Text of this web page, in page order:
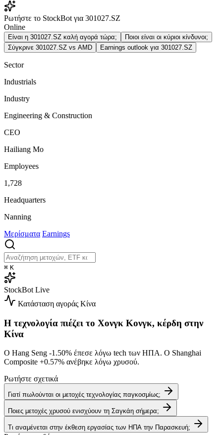
Ρωτήστε το StockBot για 301027.SZ
Online
Είναι η 301027.SZ καλή αγορά τώρα;
Ποιοι είναι οι κύριοι κίνδυνοι;
Σύγκρινε 301027.SZ vs AMD
Earnings outlook για 301027.SZ
Sector
Industrials
Industry
Engineering & Construction
CEO
Hailiang Mo
Employees
1,728
Headquarters
Nanning
Μερίσματα Earnings
⌘ K
StockBot Live
Κατάσταση αγοράς Κίνα
Η τεχνολογία πιέζει το Χονγκ Κονγκ, κέρδη στην
Κίνα
Ο Hang Seng -1.50% έπεσε λόγω tech των ΗΠΑ. Ο Shanghai
Composite +0.57% ανέβηκε λόγω χρυσού.
Ρωτήστε σχετικά
Γιατί πωλούνται οι μετοχές τεχνολογίας παγκοσμίως;
Ποιες μετοχές χρυσού ενισχύουν τη Σαγκάη σήμερα;
Τι αναμένεται στην έκθεση εργασίας των ΗΠΑ την Παρασκευή;